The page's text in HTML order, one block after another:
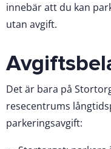
innebär att du kan
utan avgift.
Det är bara på
resecentrums
parkeringsavgift: